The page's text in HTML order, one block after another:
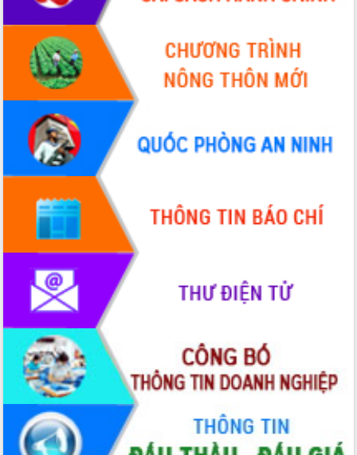
Đắk Lắk: Tôn vinh 46 giải pháp tại Hội
thi Sáng tạo Kỹ thuật 2024 - 2025
Đắk Lắk rà soát, điều chỉnh Đề án 190
về phát triển nuôi trồng thủy sản
Phó Chủ tịch UBND tỉnh Đắk Lắk
Trương Công Thái kiểm tra thực địa
Dự án cao tốc Khánh Hòa - Buôn Ma
Thuột
Định vị cà phê Việt Nam như một “di
sản sống” trong dòng chảy toàn cầu
Xây dựng nông thôn mới: Nâng cao đời
sống người dân từ những mô hình thiết
Quyết liệt tháo gỡ vướng mắc, đẩy
nhanh tiến độ các dự án trọng điểm
trong Khu kinh tế Nam Phú Yên
Hòn Yến phát triển du lịch gắn với bảo
tồn biển
Lấy ý kiến điều chỉnh Quy hoạch tỉnh
Đắk Lắk thời kỳ 2021-2030, tầm nhìn
đến năm 2050
Phát động chiến dịch 30 ngày đêm
giải phóng mặt bằng Tuyến đường bộ
ven biển
Đắk Lắk nỗ lực thúc đẩy tăng trưởng
kinh tế từ 10% trở lên trong Quý